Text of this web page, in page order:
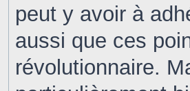
peut y avoir à
aussi que ces
révolutionnaire.